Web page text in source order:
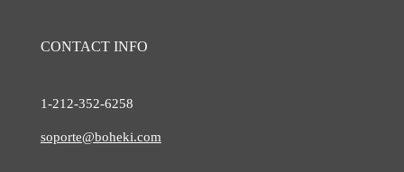
CONTACT INFO
1-212-352-6258
soporte@boheki.com